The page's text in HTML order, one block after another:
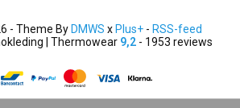
- Theme By DMWS x Plus+- RSS-feed
| Thermowear 9,2 - 1953 reviews